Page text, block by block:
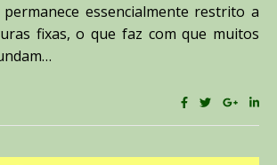
essencialmente restrito a
fixas, o que faz com que muitos